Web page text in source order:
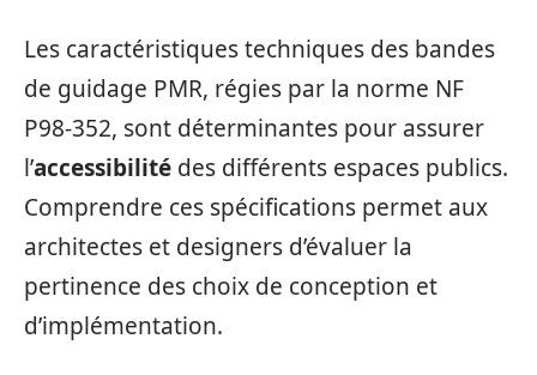
Les caractéristiques techniques des bandes
de guidage PMR, régies par la norme NF
P98-352, sont déterminantes pour assurer
l’accessibilité des différents espaces publics.
Comprendre ces spécifications permet aux
architectes et designers d’évaluer la
pertinence des choix de conception et
d’implémentation.